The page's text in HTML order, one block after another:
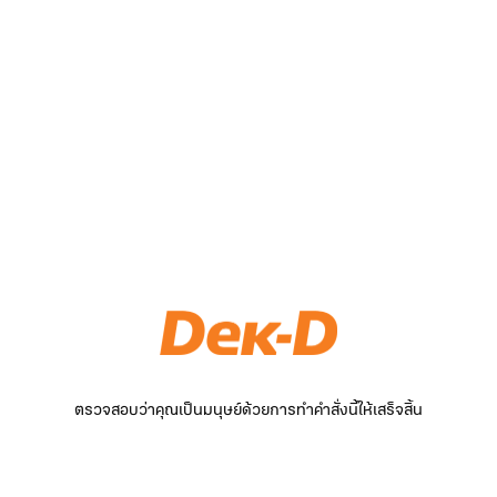
ตรวจสอบว่าคุณเป็นมนุษย์ด้วยการทำคำสั่งนี้ให้เสร็จสิ้น